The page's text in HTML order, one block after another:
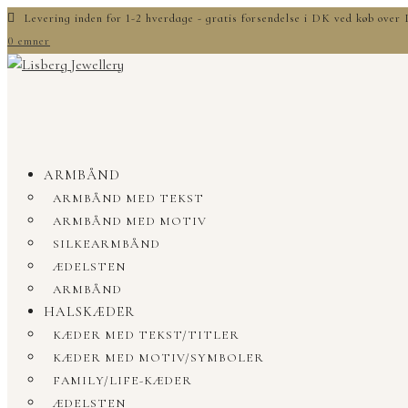
Levering inden for 1-2 hverdage - gratis forsendelse i DK ved køb
0 emner
ARMBÅND
ARMBÅND MED TEKST
ARMBÅND MED MOTIV
SILKEARMBÅND
ÆDELSTEN
ARMBÅND
HALSKÆDER
KÆDER MED TEKST/TITLER
KÆDER MED MOTIV/SYMBOLER
FAMILY/LIFE-KÆDER
ÆDELSTEN